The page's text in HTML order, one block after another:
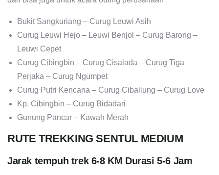
Bukit Sangkuriang – Curug Leuwi Asih
Curug Leuwi Hejo – Leuwi Benjol – Curug Barong –
Leuwi Cepet
Curug Cibingbin – Curug Cisalada – Curug Tiga
Perjaka – Curug Ngumpet
Curug Putri Kencana – Curug Cibaliung – Curug Love
Kp. Cibingbin – Curug Bidadari
Gunung Pancar – Kawah Merah
RUTE TREKKING SENTUL MEDIUM
Jarak tempuh trek 6-8 KM Durasi 5-6 Jam